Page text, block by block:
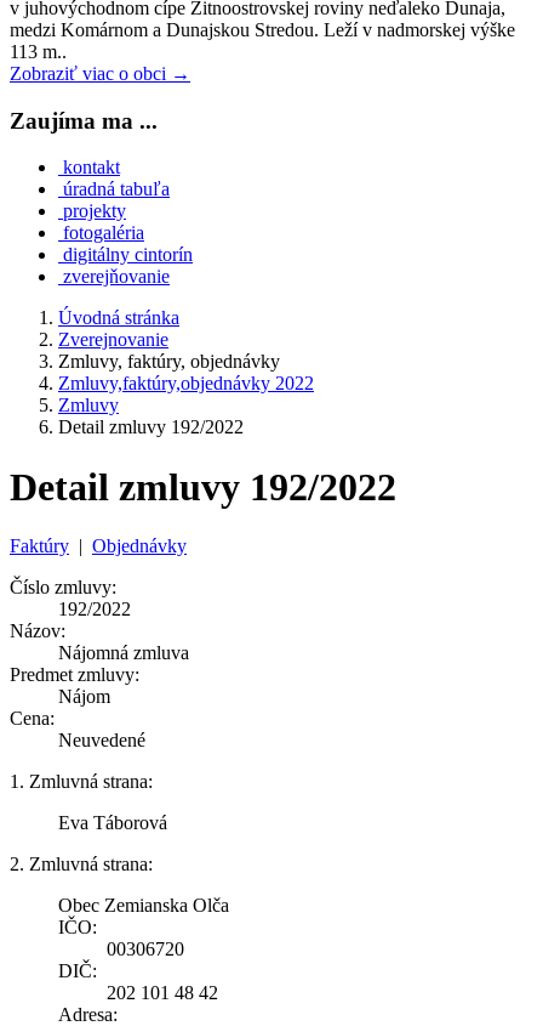
v juhovýchodnom cípe Žitnoostrovskej roviny neďaleko Dunaja,
medzi Komárnom a Dunajskou Stredou. Leží v nadmorskej výške
113 m..
Zobraziť viac o obci →
Zaujíma ma ...
kontakt
úradná tabuľa
projekty
fotogaléria
digitálny cintorín
zverejňovanie
Úvodná stránka
Zverejnovanie
Zmluvy, faktúry, objednávky
Zmluvy,faktúry,objednávky 2022
Zmluvy
Detail zmluvy 192/2022
Detail zmluvy 192/2022
Faktúry | Objednávky
Číslo zmluvy:
192/2022
Názov:
Nájomná zmluva
Predmet zmluvy:
Nájom
Cena:
Neuvedené
1. Zmluvná strana:
Eva Táborová
2. Zmluvná strana:
Obec Zemianska Olča
IČO:
00306720
DIČ:
202 101 48 42
Adresa: